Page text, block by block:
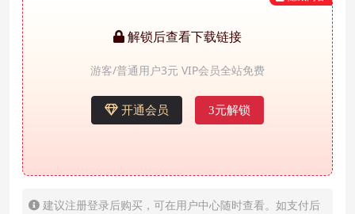
解锁后查看下载链接
游客/普通用户3元 VIP会员全站免费
开通会员 3元解锁
建议注册登录后购买，可在用户中心随时查看。如支付后